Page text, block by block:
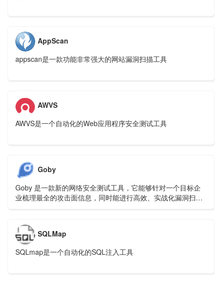
AppScan
appscan是一款功能非常强大的网站漏洞扫描工具
AWVS
AWVS是一个自动化的Web应用程序安全测试工具
Goby
Goby 是一款新的网络安全测试工具，它能够针对一个目标企
业梳理最全的攻击面信息，同时能进行高效、实战化漏洞扫
SQLMap
​SQLmap是一个自动化的SQL注入工具